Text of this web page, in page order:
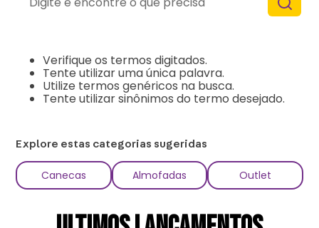
Verifique os termos digitados.
Tente utilizar uma única palavra.
Utilize termos genéricos na busca.
Tente utilizar sinônimos do termo desejado.
Explore estas categorias sugeridas
Canecas Almofadas Outlet